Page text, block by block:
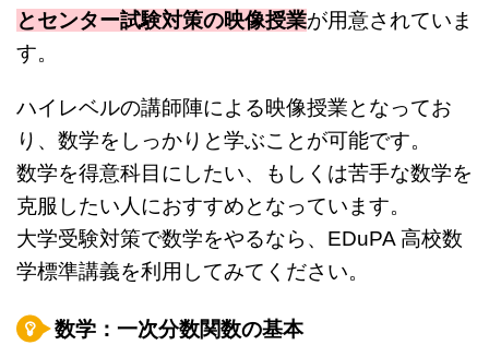
とセンター試験対策の映像授業が用意されていま
す。
ハイレベルの講師陣による映像授業となってお
り、数学をしっかりと学ぶことが可能です。
数学を得意科目にしたい、もしくは苦手な数学を
克服したい人におすすめとなっています。
大学受験対策で数学をやるなら、EDuPA 高校数
学標準講義を利用してみてください。
数学：一次分数関数の基本